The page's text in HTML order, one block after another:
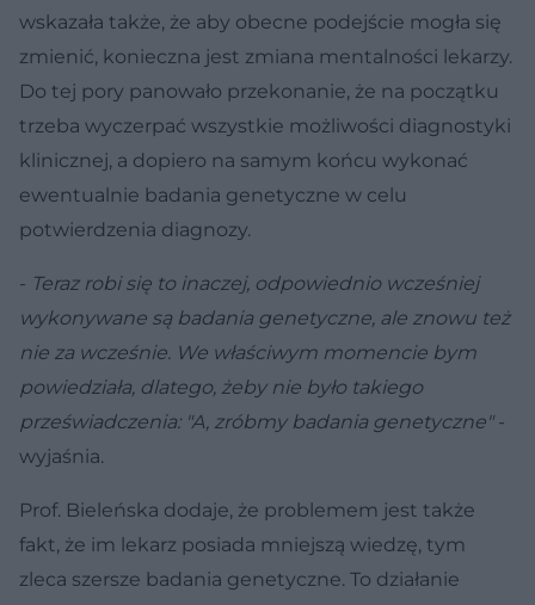
wskazała także, że aby obecne podejście mogła się
zmienić, konieczna jest zmiana mentalności lekarzy.
Do tej pory panowało przekonanie, że na początku
trzeba wyczerpać wszystkie możliwości diagnostyki
klinicznej, a dopiero na samym końcu wykonać
ewentualnie badania genetyczne w celu
potwierdzenia diagnozy.
- Teraz robi się to inaczej, odpowiednio wcześniej
wykonywane są badania genetyczne, ale znowu też
nie za wcześnie. We właściwym momencie bym
powiedziała, dlatego, żeby nie było takiego
przeświadczenia: "A, zróbmy badania genetyczne"-
wyjaśnia.
Prof. Bieleńska dodaje, że problemem jest także
fakt, że im lekarz posiada mniejszą wiedzę, tym
zleca szersze badania genetyczne. To działanie